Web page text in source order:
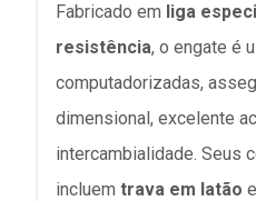
Fabricado em liga
resistência, o engate é
computadorizadas,
dimensional, excelente
intercambialidade. Seus
incluem trava em latão e